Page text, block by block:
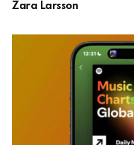
Zara Larsson